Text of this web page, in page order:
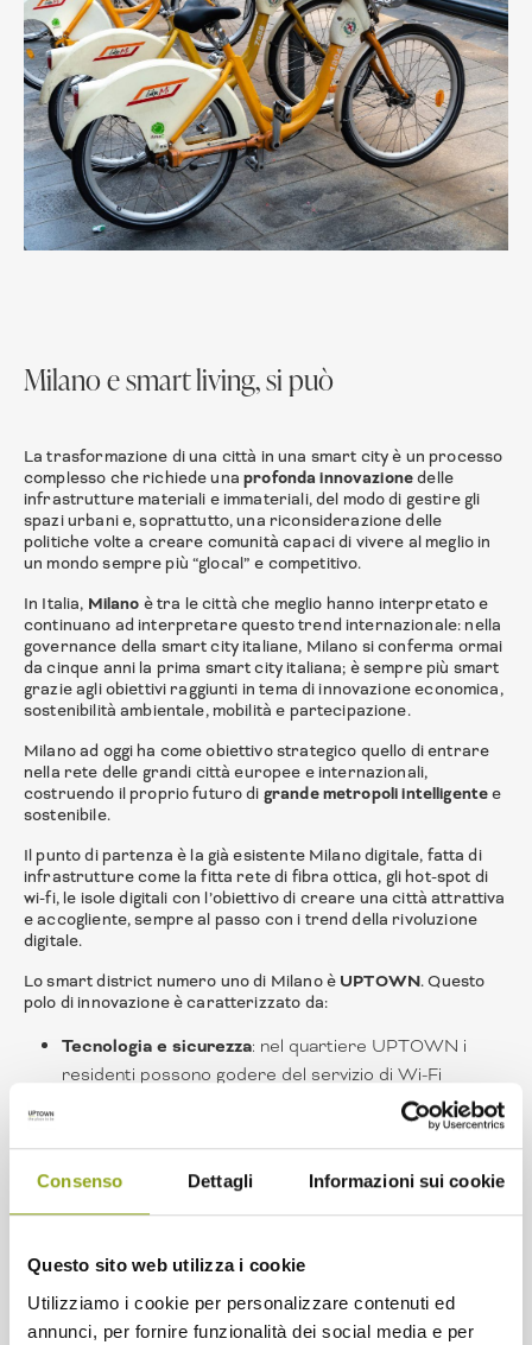
Consenso Dettagli Informazioni sui cookie
Questo sito web utilizza i cookie
Utilizziamo i cookie per personalizzare contenuti ed
annunci, per fornire funzionalità dei social media e per
Milano e smart living, si può
La trasformazione di una città in una smart city è un processo
complesso che richiede unaprofonda innovazionedelle
infrastrutture materiali e immateriali, del modo di gestire gli
spazi urbani e, soprattutto, una riconsiderazione delle
politiche volte a creare comunità capaci di vivere al meglio in
un mondo sempre più “glocal” e competitivo.
In Italia, Milano è tra le città che meglio hanno interpretato e
continuano ad interpretare questo trend internazionale: nella
governance della smart city italiane, Milano si conferma ormai
da cinque anni la prima smart city italiana; è sempre più smart
grazie agli obiettivi raggiunti in tema di innovazione economica,
sostenibilità ambientale, mobilità e partecipazione.
Milano ad oggi ha come obiettivo strategico quello di entrare
nella rete delle grandi città europee e internazionali,
costruendo il proprio futuro di grande metropoli intelligentee
sostenibile.
Il punto di partenza è la già esistente Milano digitale, fatta di
infrastrutture come la fitta rete di fibra ottica, gli hot-spot di
wi-fi, le isole digitali con l’obiettivo di creare una città attrattiva
e accogliente, sempre al passo con i trend della rivoluzione
digitale.
Lo smart district numero uno di Milano è UPTOWN. Questo
polo di innovazione è caratterizzato da:
Tecnologia e sicurezza: nel quartiere UPTOWN i
residenti possono godere del servizio di Wi-Fi
pubblico, di videosorveglianza e vigilanza in tutto il
quartiere, dell’utilizzo di smart key (chiavi elettroniche)
Rispetto dell’ambiente: come UPTOWN siamo il
primo quartiere italiano a impatto zero e carbon free,
edifici di classe A3;
Servizi e benessere smart: i residenti hanno a
disposizione una conference hall, un market di